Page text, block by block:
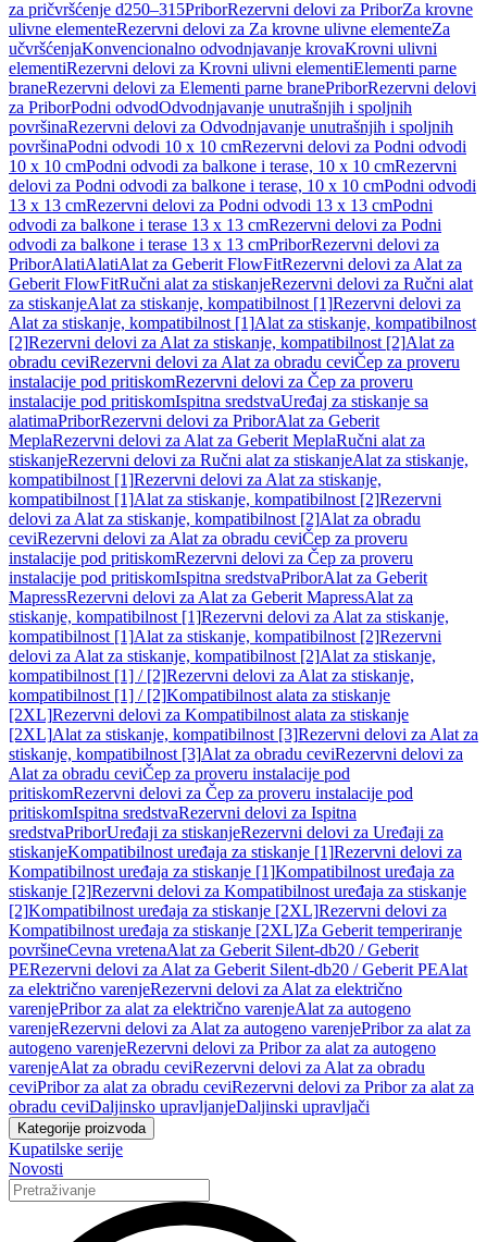
za pričvršćenje d250–315PriborRezervni delovi za PriborZa krovne
ulivne elementeRezervni delovi za Za krovne ulivne elementeZa
učvršćenjaKonvencionalno odvodnjavanje krovaKrovni ulivni
elementiRezervni delovi za Krovni ulivni elementiElementi parne
braneRezervni delovi za Elementi parne branePriborRezervni delovi
za PriborPodni odvodOdvodnjavanje unutrašnjih i spoljnih
površinaRezervni delovi za Odvodnjavanje unutrašnjih i spoljnih
površinaPodni odvodi 10 x 10 cmRezervni delovi za Podni odvodi
10 x 10 cmPodni odvodi za balkone i terase, 10 x 10 cmRezervni
delovi za Podni odvodi za balkone i terase, 10 x 10 cmPodni odvodi
13 x 13 cmRezervni delovi za Podni odvodi 13 x 13 cmPodni
odvodi za balkone i terase 13 x 13 cmRezervni delovi za Podni
odvodi za balkone i terase 13 x 13 cmPriborRezervni delovi za
PriborAlatiAlatiAlat za Geberit FlowFitRezervni delovi za Alat za
Geberit FlowFitRučni alat za stiskanjeRezervni delovi za Ručni alat
za stiskanjeAlat za stiskanje, kompatibilnost [1]Rezervni delovi za
Alat za stiskanje, kompatibilnost [1]Alat za stiskanje, kompatibilnost
[2]Rezervni delovi za Alat za stiskanje, kompatibilnost [2]Alat za
obradu ceviRezervni delovi za Alat za obradu ceviČep za proveru
instalacije pod pritiskomRezervni delovi za Čep za proveru
instalacije pod pritiskomIspitna sredstvaUređaj za stiskanje sa
alatimaPriborRezervni delovi za PriborAlat za Geberit
MeplaRezervni delovi za Alat za Geberit MeplaRučni alat za
stiskanjeRezervni delovi za Ručni alat za stiskanjeAlat za stiskanje,
kompatibilnost [1]Rezervni delovi za Alat za stiskanje,
kompatibilnost [1]Alat za stiskanje, kompatibilnost [2]Rezervni
delovi za Alat za stiskanje, kompatibilnost [2]Alat za obradu
ceviRezervni delovi za Alat za obradu ceviČep za proveru
instalacije pod pritiskomRezervni delovi za Čep za proveru
instalacije pod pritiskomIspitna sredstvaPriborAlat za Geberit
MapressRezervni delovi za Alat za Geberit MapressAlat za
stiskanje, kompatibilnost [1]Rezervni delovi za Alat za stiskanje,
kompatibilnost [1]Alat za stiskanje, kompatibilnost [2]Rezervni
delovi za Alat za stiskanje, kompatibilnost [2]Alat za stiskanje,
kompatibilnost [1] / [2]Rezervni delovi za Alat za stiskanje,
kompatibilnost [1] / [2]Kompatibilnost alata za stiskanje
[2XL]Rezervni delovi za Kompatibilnost alata za stiskanje
[2XL]Alat za stiskanje, kompatibilnost [3]Rezervni delovi za Alat za
stiskanje, kompatibilnost [3]Alat za obradu ceviRezervni delovi za
Alat za obradu ceviČep za proveru instalacije pod
pritiskomRezervni delovi za Čep za proveru instalacije pod
pritiskomIspitna sredstvaRezervni delovi za Ispitna
sredstvaPriborUređaji za stiskanjeRezervni delovi za Uređaji za
stiskanjeKompatibilnost uređaja za stiskanje [1]Rezervni delovi za
Kompatibilnost uređaja za stiskanje [1]Kompatibilnost uređaja za
stiskanje [2]Rezervni delovi za Kompatibilnost uređaja za stiskanje
[2]Kompatibilnost uređaja za stiskanje [2XL]Rezervni delovi za
Kompatibilnost uređaja za stiskanje [2XL]Za Geberit temperiranje
površineCevna vretenaAlat za Geberit Silent-db20 / Geberit
PERezervni delovi za Alat za Geberit Silent-db20 / Geberit PEAlat
za električno varenjeRezervni delovi za Alat za električno
varenjePribor za alat za električno varenjeAlat za autogeno
varenjeRezervni delovi za Alat za autogeno varenjePribor za alat za
autogeno varenjeRezervni delovi za Pribor za alat za autogeno
varenjeAlat za obradu ceviRezervni delovi za Alat za obradu
ceviPribor za alat za obradu ceviRezervni delovi za Pribor za alat za
obradu ceviDaljinsko upravljanjeDaljinski upravljači
Kategorije proizvoda
Kupatilske serije
Novosti